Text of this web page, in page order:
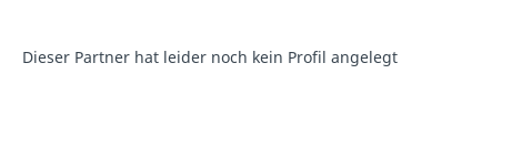
Dieser Partner hat leider noch kein Profil angelegt